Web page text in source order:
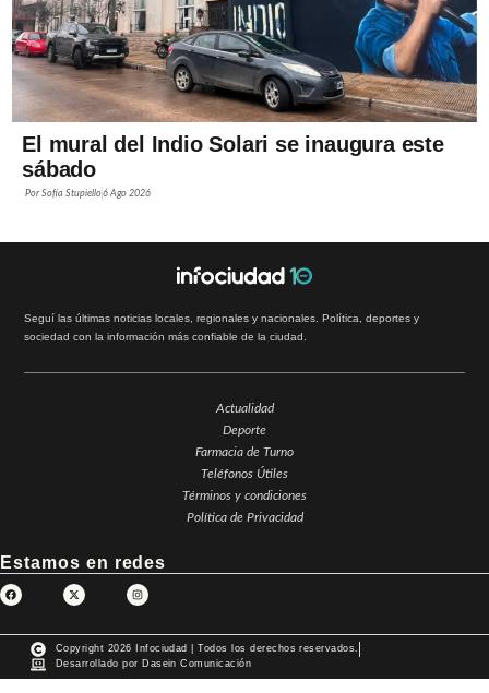
El mural del Indio Solari se inaugura este
sábado
PorSofía Stupiello6 Ago 2026
Seguí las últimas noticias locales, regionales y nacionales. Política, deportes y
sociedad con la información más confiable de la ciudad.
Actualidad
Deporte
Farmacia de Turno
Teléfonos Útiles
Términos y condiciones
Política de Privacidad
Estamos en redes
Copyright 2026 Infociudad | Todos los derechos reservados.
Desarrollado por Dasein Comunicación